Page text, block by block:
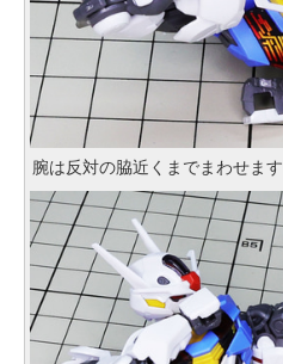
腕は反対の脇近くまでまわせます